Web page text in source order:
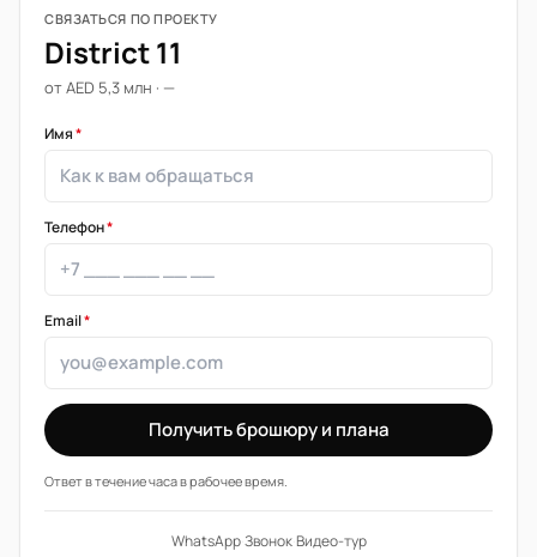
СВЯЗАТЬСЯ ПО ПРОЕКТУ
District 11
от AED 5,3 млн · —
Имя*
Телефон*
Email*
Получить брошюру и плана
Ответ в течение часа в рабочее время.
WhatsApp·Звонок·Видео-тур